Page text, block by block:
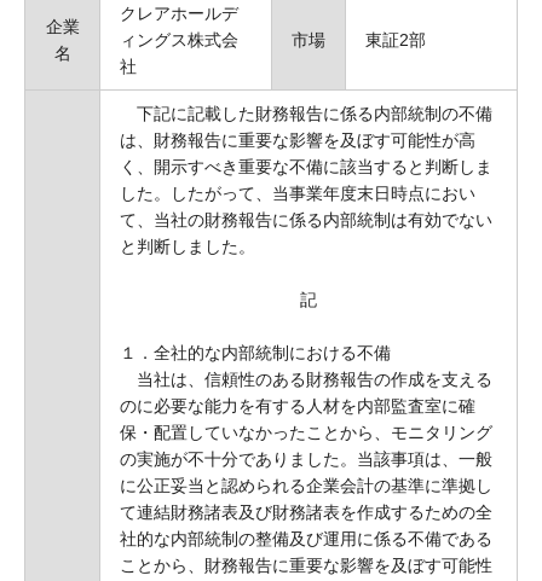
企業
名
クレアホールデ
ィングス株式会
社
市場 東証2部
下記に記載した財務報告に係る内部統制の不備
は、財務報告に重要な影響を及ぼす可能性が高
く、開示すべき重要な不備に該当すると判断しま
した。したがって、当事業年度末日時点におい
て、当社の財務報告に係る内部統制は有効でない
と判断しました。
記
１．全社的な内部統制における不備
当社は、信頼性のある財務報告の作成を支える
のに必要な能力を有する人材を内部監査室に確
保・配置していなかったことから、モニタリング
の実施が不十分でありました。当該事項は、一般
に公正妥当と認められる企業会計の基準に準拠し
て連結財務諸表及び財務諸表を作成するための全
社的な内部統制の整備及び運用に係る不備である
ことから、財務報告に重要な影響を及ぼす可能性